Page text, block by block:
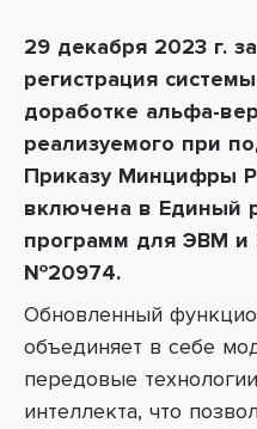
29 декабря 2023 г.
регистрация
доработке альфа-
реализуемого при
Приказу Минцифры
включена в Единый
программ для ЭВМ
№20974. ​
Обновленный
объединяет в себе
передовые
интеллекта, что